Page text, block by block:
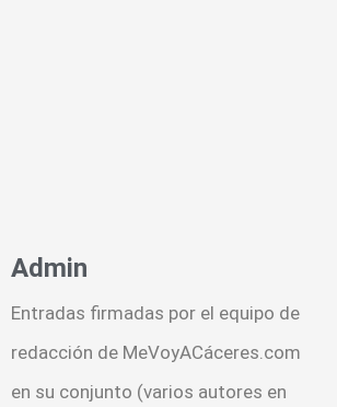
Admin
Entradas firmadas por el equipo de
redacción de MeVoyACáceres.com
en su conjunto (varios autores en